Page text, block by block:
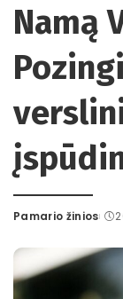
Namą
Posted
Pamario žinios